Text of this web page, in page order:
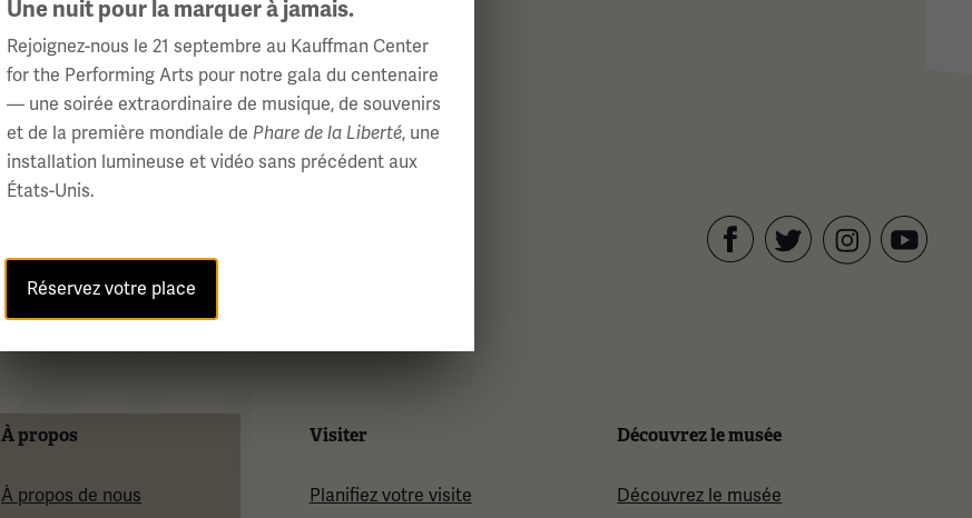
À propos
À propos de nous
Visiter
Planifiez votre visite
Découvrez le musée
Découvrez le musée
Une nuit pour la marquer à jamais.
Rejoignez-nous le 21 septembre au Kauffman Center
for the Performing Arts pour notre gala du centenaire
— une soirée extraordinaire de musique, de souvenirs
et de la première mondiale de Phare de la Liberté, une
installation lumineuse et vidéo sans précédent aux
États-Unis.
Réservez votre place